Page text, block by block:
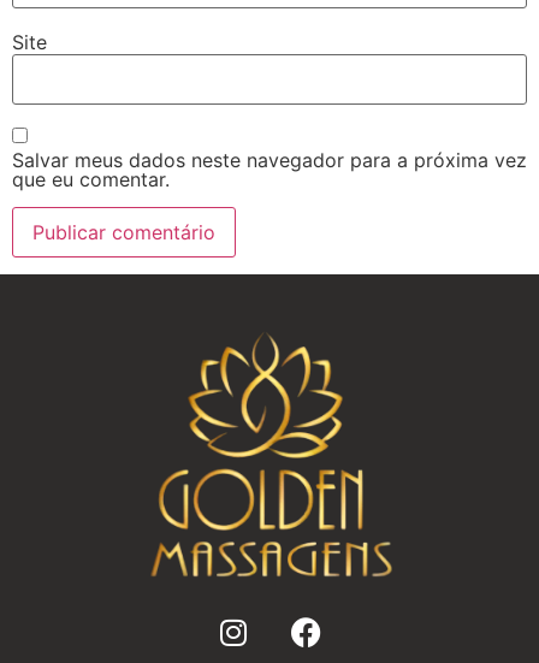
Site
Salvar meus dados neste navegador para a próxima vez
que eu comentar.